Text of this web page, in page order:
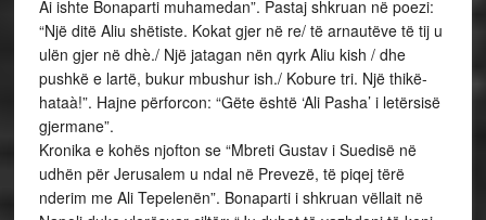
Ai ishte Bonaparti muhamedan”. Pastaj shkruan në poezi:
“Një ditë Aliu shëtiste. Kokat gjer në re/ të arnautëve të tij u
ulën gjer në dhè./ Një jatagan nën qyrk Aliu kish / dhe
pushkë e lartë, bukur mbushur ish./ Kobure tri. Një thikë-
hataà!”. Hajne përforcon: “Gëte është ‘Ali Pasha’ i letërsisë
gjermane”.
Kronika e kohës njofton se “Mbreti Gustav i Suedisë në
udhën për Jerusalem u ndal në Prevezë, të piqej tërë
nderim me Ali Tepelenën”. Bonaparti i shkruan vëllait në